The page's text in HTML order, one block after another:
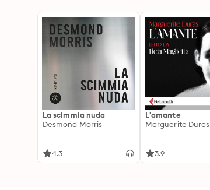
La scimmia nuda
Desmond Morris
4.3
L'amante
Marguerite Duras
3.9